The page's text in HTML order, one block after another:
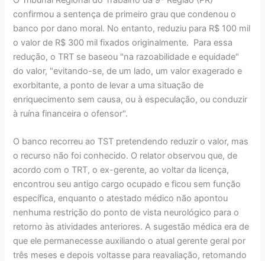
confirmou a sentença de primeiro grau que condenou o
banco por dano moral. No entanto, reduziu para R$ 100 mil
o valor de R$ 300 mil fixados originalmente. Para essa
redução, o TRT se baseou "na razoabilidade e equidade"
do valor, "evitando-se, de um lado, um valor exagerado e
exorbitante, a ponto de levar a uma situação de
enriquecimento sem causa, ou à especulação, ou conduzir
à ruína financeira o ofensor".
O banco recorreu ao TST pretendendo reduzir o valor, mas
o recurso não foi conhecido. O relator observou que, de
acordo com o TRT, o ex-gerente, ao voltar da licença,
encontrou seu antigo cargo ocupado e ficou sem função
específica, enquanto o atestado médico não apontou
nenhuma restrição do ponto de vista neurológico para o
retorno às atividades anteriores. A sugestão médica era de
que ele permanecesse auxiliando o atual gerente geral por
três meses e depois voltasse para reavaliação, retomando